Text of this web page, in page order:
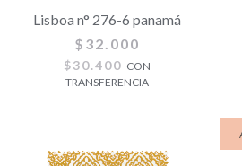
Lisboa n° 276-6 panamá
$32.000
$30.400 CON
TRANSFERENCIA